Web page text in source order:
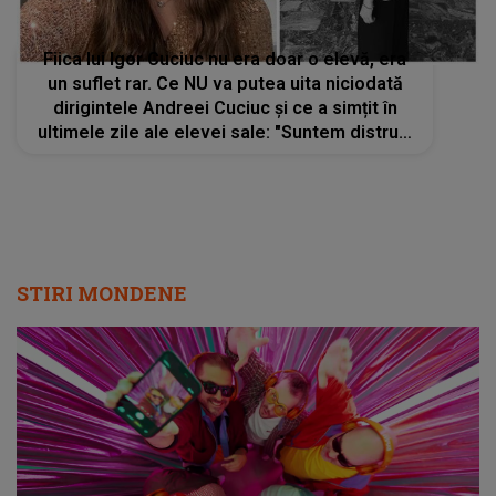
Fiica lui Igor Cuciuc nu era doar o elevă, era
un suflet rar. Ce NU va putea uita niciodată
dirigintele Andreei Cuciuc și ce a simțit în
ultimele zile ale elevei sale: "Suntem distruși
STIRI MONDENE